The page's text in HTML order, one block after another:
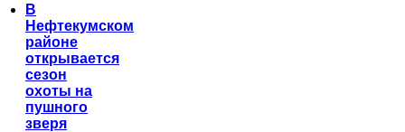
В
Нефтекумском
районе
открывается
сезон
охоты на
пушного
зверя